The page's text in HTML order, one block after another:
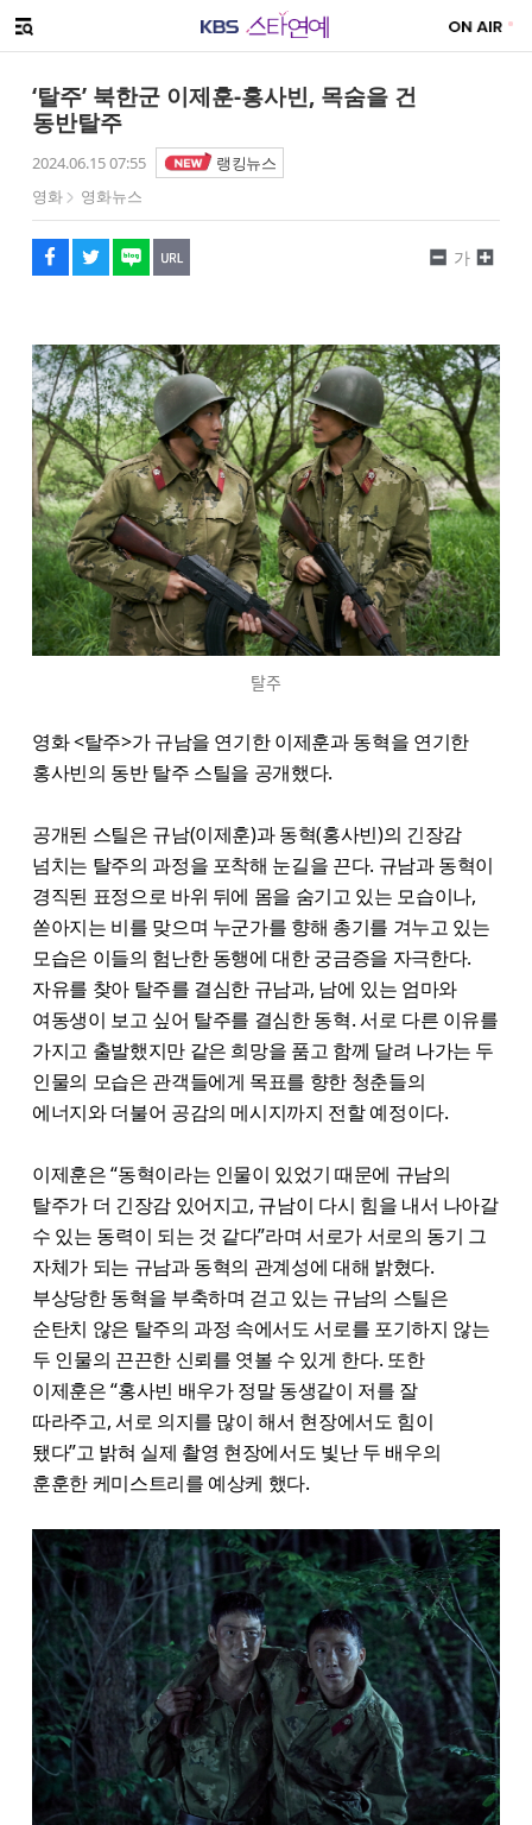
메뉴 열기
‘탈주’ 북한군 이제훈-홍사빈, 목숨을 건
동반탈주
2024.06.15 07:55
랭킹뉴스
영화
영화뉴스
페이스북
트위터
네이버
URL복사
글씨 작게보기
가
글씨 크게보기
탈주
영화 <탈주>가 규남을 연기한 이제훈과 동혁을 연기한
홍사빈의 동반 탈주 스틸을 공개했다.
공개된 스틸은 규남(이제훈)과 동혁(홍사빈)의 긴장감
넘치는 탈주의 과정을 포착해 눈길을 끈다. 규남과 동혁이
경직된 표정으로 바위 뒤에 몸을 숨기고 있는 모습이나,
쏟아지는 비를 맞으며 누군가를 향해 총기를 겨누고 있는
모습은 이들의 험난한 동행에 대한 궁금증을 자극한다.
자유를 찾아 탈주를 결심한 규남과, 남에 있는 엄마와
여동생이 보고 싶어 탈주를 결심한 동혁. 서로 다른 이유를
가지고 출발했지만 같은 희망을 품고 함께 달려 나가는 두
인물의 모습은 관객들에게 목표를 향한 청춘들의
에너지와 더불어 공감의 메시지까지 전할 예정이다.
이제훈은 “동혁이라는 인물이 있었기 때문에 규남의
탈주가 더 긴장감 있어지고, 규남이 다시 힘을 내서 나아갈
수 있는 동력이 되는 것 같다”라며 서로가 서로의 동기 그
자체가 되는 규남과 동혁의 관계성에 대해 밝혔다.
부상당한 동혁을 부축하며 걷고 있는 규남의 스틸은
순탄치 않은 탈주의 과정 속에서도 서로를 포기하지 않는
두 인물의 끈끈한 신뢰를 엿볼 수 있게 한다. 또한
이제훈은 “홍사빈 배우가 정말 동생같이 저를 잘
따라주고, 서로 의지를 많이 해서 현장에서도 힘이
됐다”고 밝혀 실제 촬영 현장에서도 빛난 두 배우의
훈훈한 케미스트리를 예상케 했다.
해시태그